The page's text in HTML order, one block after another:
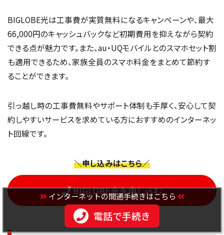
BIGLOBE光は工事費が実質無料になるキャンペーンや、最大
66,000円のキャッシュバックなど初期費用を抑えながら契約
できる点が魅力です。また、au・UQモバイルとのスマホセット割
も適用できるため、家族全員のスマホ料金をまとめて節約す
ることができます。
引っ越し時の工事費無料やサポート体制も手厚く、安心して契
約しやすいサービスを求めている方におすすめのインターネッ
ト回線です。
＼申し込みはこちら／
BIGLOBE光を申し込む
インターネットの開通手続きはこちら
電話で手続き